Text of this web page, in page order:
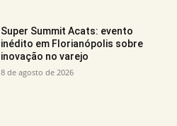
Super Summit Acats: evento
inédito em Florianópolis sobre
inovação no varejo
8 de agosto de 2026